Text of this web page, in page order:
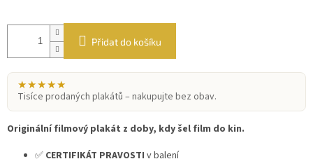
Přidat do košíku
★★★★★
Tisíce prodaných plakátů – nakupujte bez obav.
Originální filmový plakát z doby, kdy šel film do kin.
✅ CERTIFIKÁT PRAVOSTI v balení